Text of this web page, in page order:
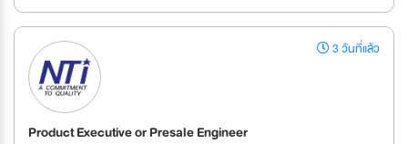
3 วันที่แล้ว
Product Executive or Presale Engineer